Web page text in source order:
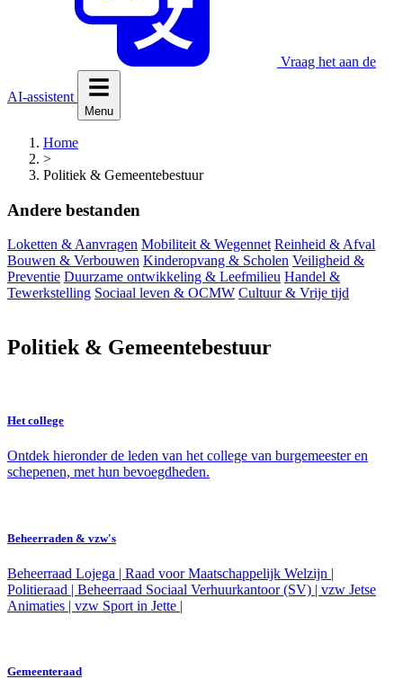
Vraag het aan de
AI-assistent
Menu
Home
>
Politiek & Gemeentebestuur
Andere bestanden
Loketten & Aanvragen Mobiliteit & Wegennet Reinheid & Afval
Bouwen & Verbouwen Kinderopvang & Scholen Veiligheid &
Preventie Duurzame ontwikkeling & Leefmilieu Handel &
Tewerkstelling Sociaal leven & OCMW Cultuur & Vrije tijd
Politiek & Gemeentebestuur
Het college
Ontdek hieronder de leden van het college van burgemeester en
schepenen, met hun bevoegdheden.
Beheerraden & vzw's
Beheerraad Lojega | Raad voor Maatschappelijk Welzijn |
Politieraad | Beheerraad Sociaal Verhuurkantoor (SV) | vzw Jetse
Animaties | vzw Sport in Jette |
Gemeenteraad